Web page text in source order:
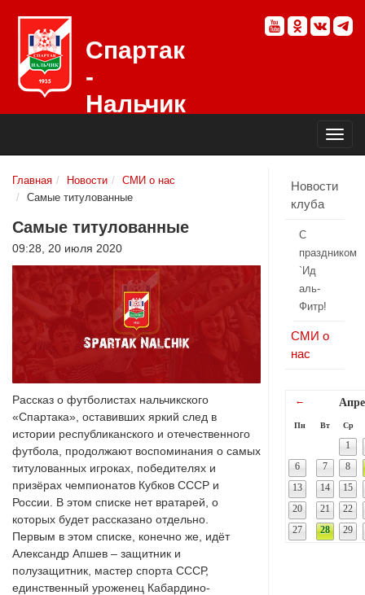
Спартак
-
Нальчик
Главная Новости
СМИ о нас
Самые титулованные
Самые титулованные
09:28, 20 июля 2020
Рассказ о футболистах нальчикского
«Спартака», оставивших яркий след в
истории республиканского и отечественного
футбола, продолжают воспоминания о самых
титулованных игроках, победителях и
призёрах чемпионатов Кубков СССР и
России. В этом списке нет вратарей, о
которых будет рассказано отдельно.
Первым в этом списке, конечно же, идёт
Александр Апшев – защитник и
полузащитник, мастер спорта СССР,
единственный уроженец Кабардино-
Новости
клуба
С
праздником
`Ид
аль-
Фитр!
СМИ о
нас
←
Пн Вт Ср
1
6
7
8
13
14
15
20
21
22
27
28 29